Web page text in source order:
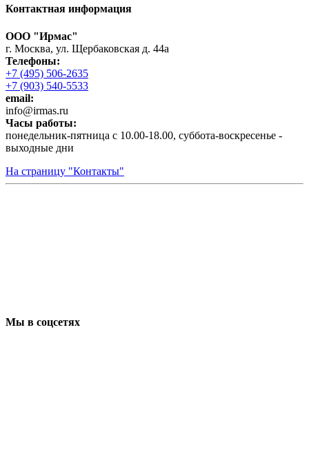
Контактная информация
ООО "Ирмас"
г. Москва, ул. Щербаковская д. 44а
Телефоны:
+7 (495) 506-2635
+7 (903) 540-5533
email:
infо@irmas.ru
Часы работы:
понедельник-пятница с 10.00-18.00, суббота-воскресенье -
выходные дни
На страницу "Контакты"
Мы в соцсетях